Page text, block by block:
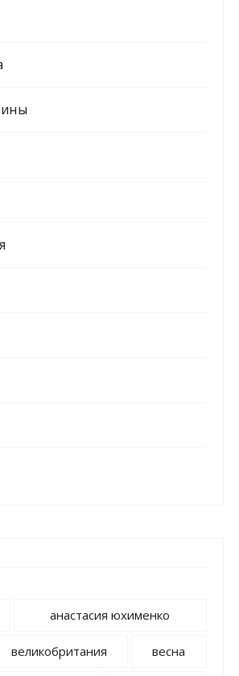
анастасия юхименко
великобритания весна